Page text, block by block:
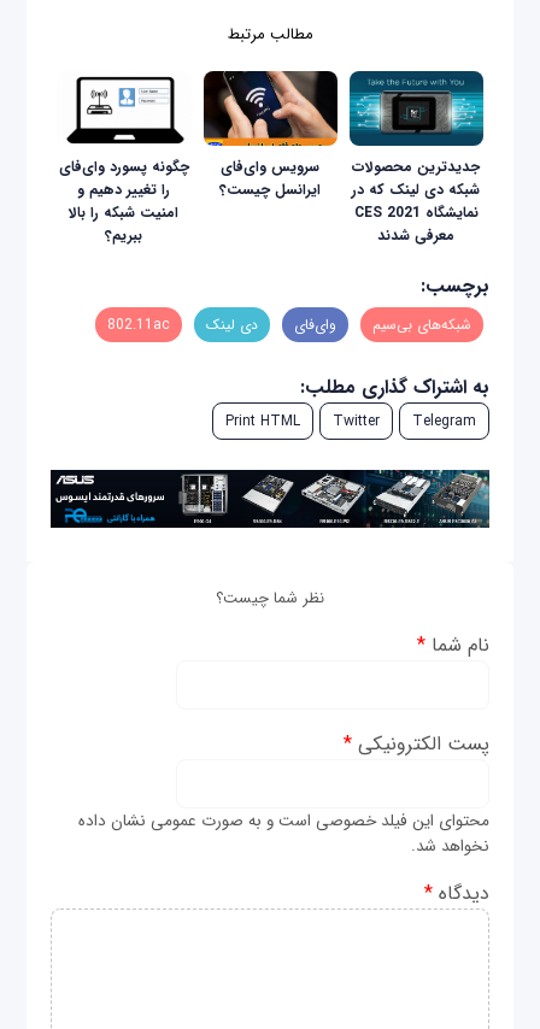
مطالب مرتبط
جدیدترین محصولات
شبکه دی لینک که در
نمایشگاه CES 2021
معرفی شدند
سرویس وای‌فای
ایرانسل چیست؟
چگونه پسورد وای‌فای
را تغییر دهیم و
امنیت شبکه را بالا
ببریم؟
برچسب:
شبکه‌های بی‌سیم وای‌فای دی لینک 802.11ac
به اشتراک گذاری مطلب:
Telegram
Twitter
Print HTML
نظر شما چیست؟
نام شما*
پست الکترونیکی*
محتوای این فیلد خصوصی است و به صورت عمومی نشان داده
نخواهد شد.
دیدگاه*